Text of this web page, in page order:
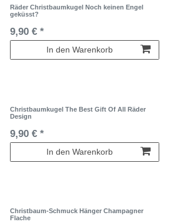
Räder Christbaumkugel Noch keinen Engel
geküsst?
9,90 € *
In den Warenkorb
Christbaumkugel The Best Gift Of All Räder
Design
9,90 € *
In den Warenkorb
Christbaum-Schmuck Hänger Champagner
Flache